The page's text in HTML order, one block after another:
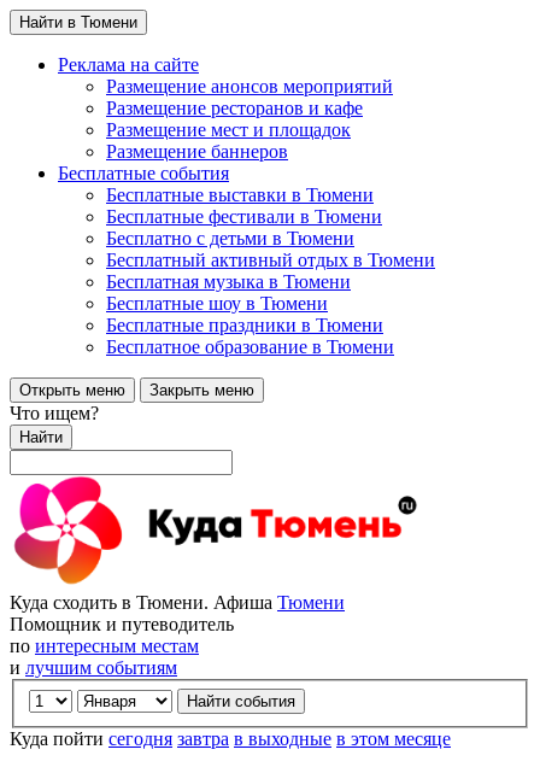
Найти в Тюмени
Реклама на сайте
Размещение анонсов мероприятий
Размещение ресторанов и кафе
Размещение мест и площадок
Размещение баннеров
Бесплатные события
Бесплатные выставки в Тюмени
Бесплатные фестивали в Тюмени
Бесплатно с детьми в Тюмени
Бесплатный активный отдых в Тюмени
Бесплатная музыка в Тюмени
Бесплатные шоу в Тюмени
Бесплатные праздники в Тюмени
Бесплатное образование в Тюмени
Открыть меню Закрыть меню
Что ищем?
Найти
Куда сходить в Тюмени. Афиша Тюмени
Помощник и путеводитель
по интересным местам
и лучшим событиям
Куда пойти сегодня завтра в выходные в этом месяце